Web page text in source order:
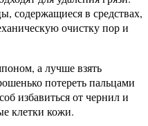
содержащиеся в средствах,
очистку пор и
а лучше взять
потереть пальцами
избавиться от чернил и
клетки кожи.